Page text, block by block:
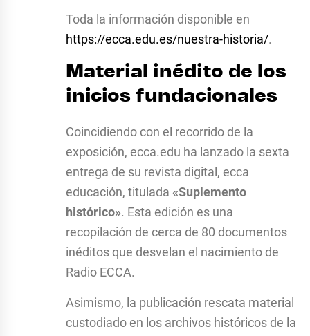
Toda la información disponible en
https://ecca.edu.es/nuestra-historia/.
Material inédito de los
inicios fundacionales
Coincidiendo con el recorrido de la
exposición, ecca.edu ha lanzado la sexta
entrega de su revista digital, ecca
educación, titulada «Suplemento
histórico». Esta edición es una
recopilación de cerca de 80 documentos
inéditos que desvelan el nacimiento de
Radio ECCA.
Asimismo, la publicación rescata material
custodiado en los archivos históricos de la